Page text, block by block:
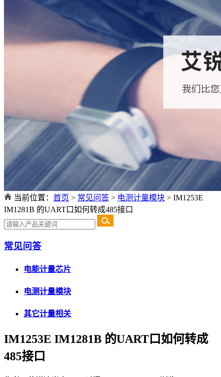
当前位置： 首页 > 常见问答 > 电测计量模块 > IM1253E
IM1281B 的UART口如何转成485接口
常见问答
电能计量芯片
电测计量模块
其它计量相关
IM1253E IM1281B 的UART口如何转成
485接口